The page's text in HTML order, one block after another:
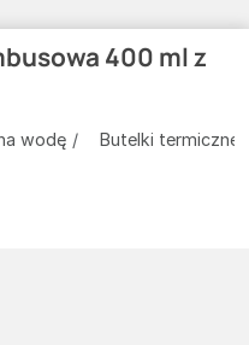
400 ml z
wodę Butelki termiczne